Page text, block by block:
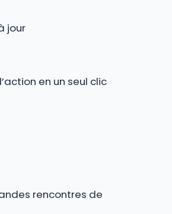
jour
en un seul clic
rencontres de